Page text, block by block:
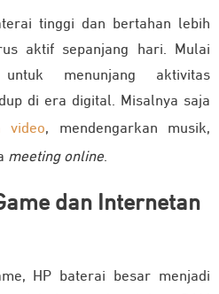
tinggi dan bertahan lebih
aktif sepanjang hari. Mulai
menunjang aktivitas
di era digital. Misalnya saja
video, mendengarkan musik,
meeting online.
dan Internetan
HP baterai besar menjadi